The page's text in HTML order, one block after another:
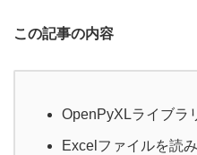
この記事の内容
OpenPyXLライブラ
Excelファイルを読